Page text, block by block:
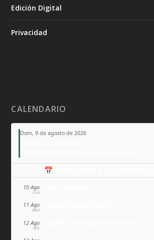
Edición Digital
Privacidad
CALENDARIO
Dom, 9 de agosto de 2026
📅 Añade todo a tu calendario
10 Ago
LUN
11 Ago
MAR
12 Ago
MIÉ